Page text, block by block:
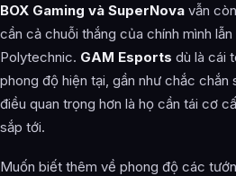
BOX Gaming và SuperNova vẫn
cần cả chuỗi thắng của chính mình
Polytechnic. GAM Esports dù là cái
phong độ hiện tại, gần như chắc
điều quan trọng hơn là họ cần tái cơ
sắp tới.
Muốn biết thêm về phong độ các